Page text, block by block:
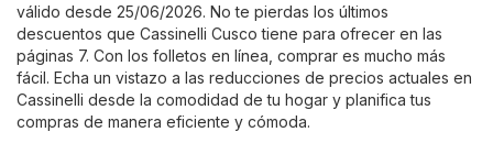
válido desde 25/06/2026. No te pierdas los últimos
descuentos que Cassinelli Cusco tiene para ofrecer en las
páginas 7. Con los folletos en línea, comprar es mucho más
fácil. Echa un vistazo a las reducciones de precios actuales en
Cassinelli desde la comodidad de tu hogar y planifica tus
compras de manera eficiente y cómoda.